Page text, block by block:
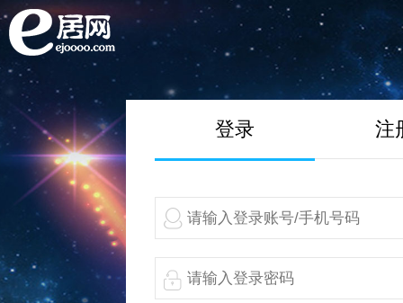
登录 注